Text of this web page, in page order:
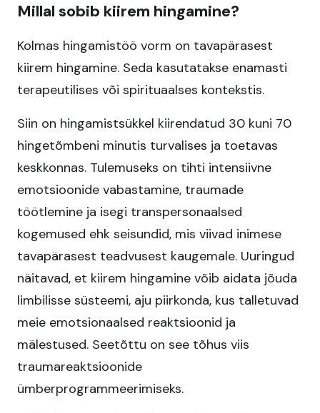
Millal sobib kiirem hingamine?
Kolmas hingamistöö vorm on tavapärasest
kiirem hingamine. Seda kasutatakse enamasti
terapeutilises või spirituaalses kontekstis.
Siin on hingamistsükkel kiirendatud 30 kuni 70
hingetõmbeni minutis turvalises ja toetavas
keskkonnas. Tulemuseks on tihti intensiivne
emotsioonide vabastamine, traumade
töötlemine ja isegi transpersonaalsed
kogemused ehk seisundid, mis viivad inimese
tavapärasest teadvusest kaugemale. Uuringud
näitavad, et kiirem hingamine võib aidata jõuda
limbilisse süsteemi, aju piirkonda, kus talletuvad
meie emotsionaalsed reaktsioonid ja
mälestused. Seetõttu on see tõhus viis
traumareaktsioonide
ümberprogrammeerimiseks.